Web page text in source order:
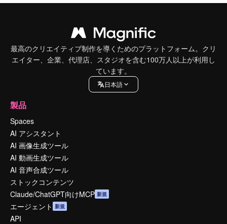
最高のクリエイティブ制作を導くためのプラットフォーム。クリ
エイター、企業、代理店、スタジオを含む100万人以上が利用し
ています。
日本語
製品
Spaces
AI アシスタント
AI 画像生成ツール
AI 動画生成ツール
AI 音声合成ツール
ストックコンテンツ
Claude/ChatGPT向けMCP 新規
エージェント 新規
API